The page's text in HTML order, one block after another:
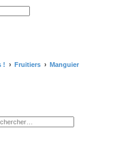
! Fruitiers Manguier
avancée